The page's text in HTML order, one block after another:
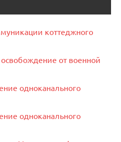
коттеджного
от военной
одноканального
одноканального